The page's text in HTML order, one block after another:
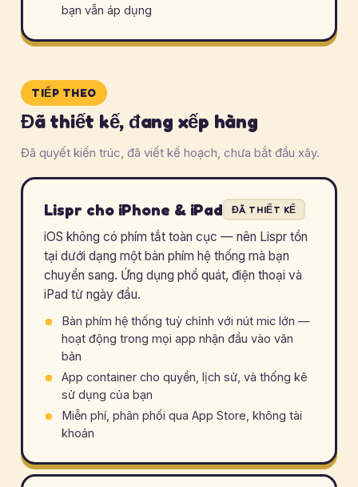
bạn vẫn áp dụng
TIẾP THEO
Đã thiết kế, đang xếp hàng
Đã quyết kiến trúc, đã viết kế hoạch, chưa bắt đầu xây.
Lispr cho iPhone & iPad ĐÃ THIẾT KẾ
iOS không có phím tắt toàn cục — nên Lispr tồn
tại dưới dạng một bàn phím hệ thống mà bạn
chuyển sang. Ứng dụng phổ quát, điện thoại và
iPad từ ngày đầu.
Bàn phím hệ thống tuỳ chỉnh với nút mic lớn —
hoạt động trong mọi app nhận đầu vào văn
bản
App container cho quyền, lịch sử, và thống kê
sử dụng của bạn
Miễn phí, phân phối qua App Store, không tài
khoản